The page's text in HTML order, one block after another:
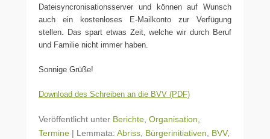
Dateisyncronisationsserver und können auf Wunsch
auch ein kostenloses E-Mailkonto zur Verfügung
stellen. Das spart etwas Zeit, welche wir durch Beruf
und Familie nicht immer haben.
Sonnige Grüße!
Download des Schreiben an die BVV (PDF)
Veröffentlicht unter Berichte Organisation
Termine | Lemmata: Abriss Bürgerinitiativen BVV,